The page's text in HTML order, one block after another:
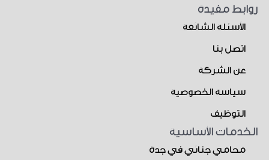
روابط مفيدة
الأسئلة الشائعة
اتصل بنا
عن الشركة
سياسة الخصوصية
التوظيف
الخدمات الأساسية
محامي جنائي في جدة